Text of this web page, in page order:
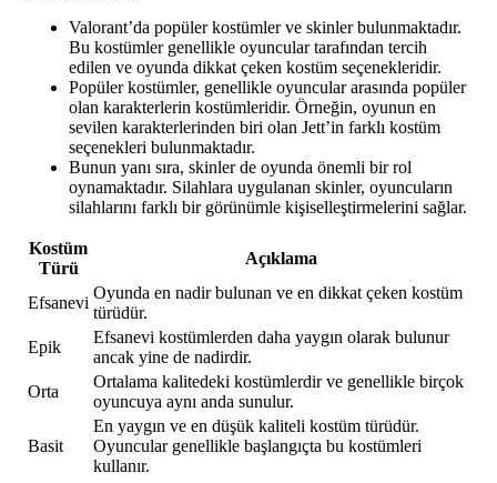
Valorant’da popüler kostümler ve skinler bulunmaktadır.
Bu kostümler genellikle oyuncular tarafından tercih
edilen ve oyunda dikkat çeken kostüm seçenekleridir.
Popüler kostümler, genellikle oyuncular arasında popüler
olan karakterlerin kostümleridir. Örneğin, oyunun en
sevilen karakterlerinden biri olan Jett’in farklı kostüm
seçenekleri bulunmaktadır.
Bunun yanı sıra, skinler de oyunda önemli bir rol
oynamaktadır. Silahlara uygulanan skinler, oyuncuların
silahlarını farklı bir görünümle kişiselleştirmelerini sağlar.
Kostüm
Türü
Açıklama
Efsanevi
Oyunda en nadir bulunan ve en dikkat çeken kostüm
türüdür.
Epik
Efsanevi kostümlerden daha yaygın olarak bulunur
ancak yine de nadirdir.
Orta
Ortalama kalitedeki kostümlerdir ve genellikle birçok
oyuncuya aynı anda sunulur.
Basit
En yaygın ve en düşük kaliteli kostüm türüdür.
Oyuncular genellikle başlangıçta bu kostümleri
kullanır.